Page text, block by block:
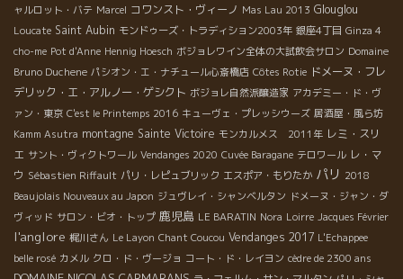
ャルロット・バテ Marcel コワンスト・ヴィーノ Mas Lau 2013 Glouglou
Loucate Saint Aubin モンドゥーズ・トラディション2003年 銀座4丁目 Ginza 4
cho-me Pot d'Anne Hennig Hoesch ボジョレワイン全体の大試飲会サロン Domaine
Bruno Duchene パシオン・エ・ナチュール心斎橋店 Côtes Rotie ドメーヌ・フレ
デリック・エ・アルノー・ゲシクト ボジョレ自然派醸造家 アカデミー・ド・ヴ
ァン・東京 C'est le Printemps 2016 キューヴェ・プレッシウーズ 居酒屋・風ら坊
Kamm Asutra montagne Sainte Victoire モンカルメス 2011年 レミ・スリ
エ サント・ヴィクトワール Vendanges 2020 Cuvée Baragane テロワール レ・マ
ウ Sébastien Riffault パリ・レピュブリック エスポア・もりたか パリ 2018
Beaujolais Nouveaux au Japon ジュヴレイ・シャンベルタン ドメーヌ・ジャン・ダ
ヴィッド サロン・ビオ・トップ 鹿児島 LE BARATIN Nora Loirre Jacques Février
l'anglore 梶川さん Le Layon Chant Coucou Vendanges 2017 L'Echappee
belle rosé カメル クロ・ド・ヴージョ コート・ド・レイヨン cèdre de 2300 ans